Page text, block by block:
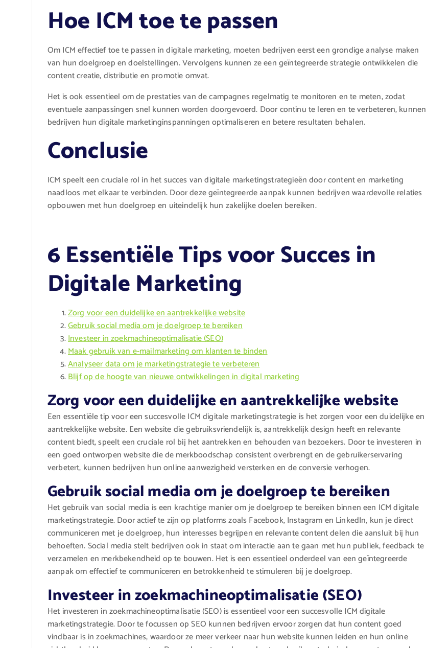
Hoe ICM toe te passen
Om ICM effectief toe te passen in digitale marketing, moeten bedrijven eerst een grondige analyse maken
van hun doelgroep en doelstellingen. Vervolgens kunnen ze een geïntegreerde strategie ontwikkelen die
content creatie, distributie en promotie omvat.
Het is ook essentieel om de prestaties van de campagnes regelmatig te monitoren en te meten, zodat
eventuele aanpassingen snel kunnen worden doorgevoerd. Door continu te leren en te verbeteren, kunnen
bedrijven hun digitale marketinginspanningen optimaliseren en betere resultaten behalen.
Conclusie
ICM speelt een cruciale rol in het succes van digitale marketingstrategieën door content en marketing
naadloos met elkaar te verbinden. Door deze geïntegreerde aanpak kunnen bedrijven waardevolle relaties
opbouwen met hun doelgroep en uiteindelijk hun zakelijke doelen bereiken.
6 Essentiële Tips voor Succes in
Digitale Marketing
Zorg voor een duidelijke en aantrekkelijke website
Gebruik social media om je doelgroep te bereiken
Investeer in zoekmachineoptimalisatie (SEO)
Maak gebruik van e-mailmarketing om klanten te binden
Analyseer data om je marketingstrategie te verbeteren
Blijf op de hoogte van nieuwe ontwikkelingen in digital marketing
Zorg voor een duidelijke en aantrekkelijke website
Een essentiële tip voor een succesvolle ICM digitale marketingstrategie is het zorgen voor een duidelijke en
aantrekkelijke website. Een website die gebruiksvriendelijk is, aantrekkelijk design heeft en relevante
content biedt, speelt een cruciale rol bij het aantrekken en behouden van bezoekers. Door te investeren in
een goed ontworpen website die de merkboodschap consistent overbrengt en de gebruikerservaring
verbetert, kunnen bedrijven hun online aanwezigheid versterken en de conversie verhogen.
Gebruik social media om je doelgroep te bereiken
Het gebruik van social media is een krachtige manier om je doelgroep te bereiken binnen een ICM digitale
marketingstrategie. Door actief te zijn op platforms zoals Facebook, Instagram en LinkedIn, kun je direct
communiceren met je doelgroep, hun interesses begrijpen en relevante content delen die aansluit bij hun
behoeften. Social media stelt bedrijven ook in staat om interactie aan te gaan met hun publiek, feedback te
verzamelen en merkbekendheid op te bouwen. Het is een essentieel onderdeel van een geïntegreerde
aanpak om effectief te communiceren en betrokkenheid te stimuleren bij je doelgroep.
Investeer in zoekmachineoptimalisatie (SEO)
Het investeren in zoekmachineoptimalisatie (SEO) is essentieel voor een succesvolle ICM digitale
marketingstrategie. Door te focussen op SEO kunnen bedrijven ervoor zorgen dat hun content goed
vindbaar is in zoekmachines, waardoor ze meer verkeer naar hun website kunnen leiden en hun online